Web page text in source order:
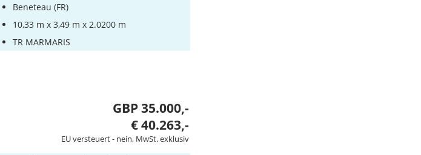
Beneteau (FR)
10,33 m x 3,49 m x 2.0200 m
TR MARMARIS
GBP 35.000,-
€ 40.263,-
EU versteuert - nein, MwSt. exklusiv